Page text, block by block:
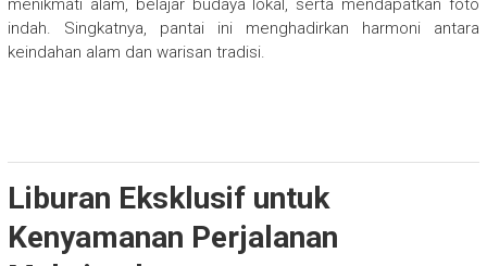
menikmati alam, belajar budaya lokal, serta mendapatkan foto
indah. Singkatnya, pantai ini menghadirkan harmoni antara
keindahan alam dan warisan tradisi.
Liburan Eksklusif untuk
Kenyamanan Perjalanan